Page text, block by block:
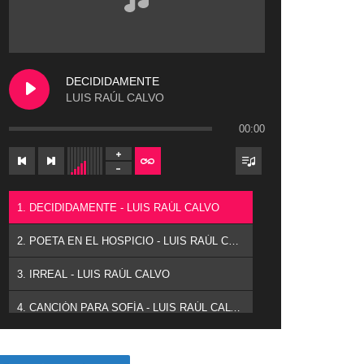
DECIDIDAMENTE
LUIS RAÚL CALVO
00:00
1. DECIDIDAMENTE - LUIS RAÚL CALVO
2. POETA EN EL HOSPICIO - LUIS RAÚL CALVO
3. IRREAL - LUIS RAÚL CALVO